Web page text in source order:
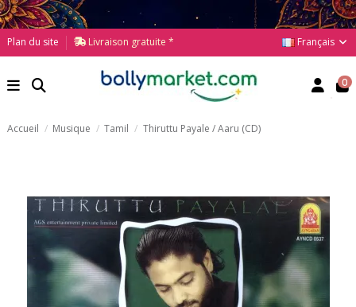
Plan du site Livraison gratuite * Français
0
Accueil Musique Tamil Thiruttu Payale / Aaru (CD)